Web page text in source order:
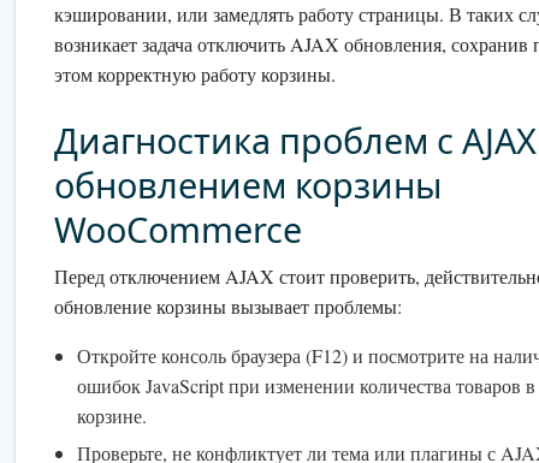
кэшировании, или замедлять работу страницы. В таких
возникает задача отключить AJAX обновления, сохранив
этом корректную работу корзины.
Диагностика проблем с AJAX
обновлением корзины
WooCommerce
Перед отключением AJAX стоит проверить,
обновление корзины вызывает проблемы:
Откройте консоль браузера (F12) и посмотрите на
ошибок JavaScript при изменении количества товаров в
корзине.
Проверьте, не конфликтует ли тема или плагины с